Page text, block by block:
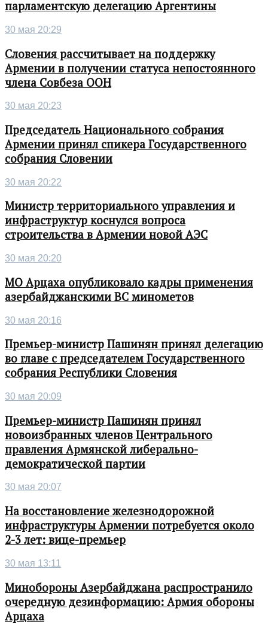
парламентскую делегацию Аргентины
30 мая 20:29
Словения рассчитывает на поддержку
Армении в получении статуса непостоянного
члена Совбеза ООН
30 мая 20:23
Председатель Национального собрания
Армении принял спикера Государственного
собрания Словении
30 мая 20:22
Министр территориального управления и
инфраструктур коснулся вопроса
строительства в Армении новой АЭС
30 мая 20:20
МО Арцаха опубликовало кадры применения
азербайджанскими ВС минометов
30 мая 20:16
Премьер-министр Пашинян принял делегацию
во главе с председателем Государственного
собрания Республики Словения
30 мая 20:09
Премьер-министр Пашинян принял
новоизбранных членов Центрального
правления Армянской либерально-
демократической партии
30 мая 20:07
На восстановление железнодорожной
инфраструктуры Армении потребуется около
2-3 лет: вице-премьер
30 мая 13:11
Минобороны Азербайджана распространило
очередную дезинформацию: Армия обороны
Арцаха